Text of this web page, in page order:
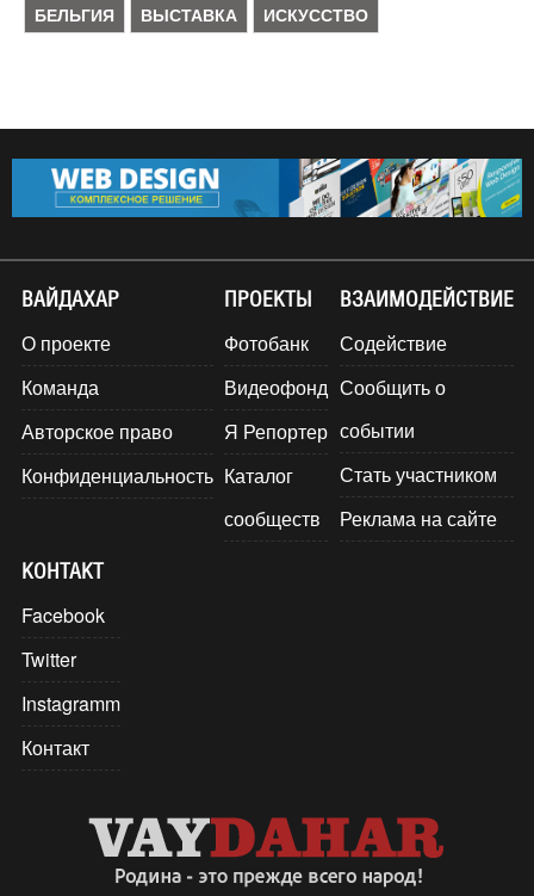
БЕЛЬГИЯ ВЫСТАВКА ИСКУССТВО
ВАЙДАХАР
О проекте
Команда
Авторское право
Конфиденциальность
ПРОЕКТЫ
Фотобанк
Видеофонд
Я Репортер
Каталог
сообществ
ВЗАИМОДЕЙСТВИЕ
Содействие
Сообщить о
событии
Стать участником
Реклама на сайте
КОНТАКТ
Facebook
Twitter
Instagramm
Контакт